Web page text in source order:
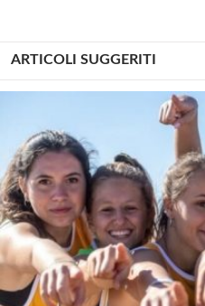
ARTICOLI SUGGERITI